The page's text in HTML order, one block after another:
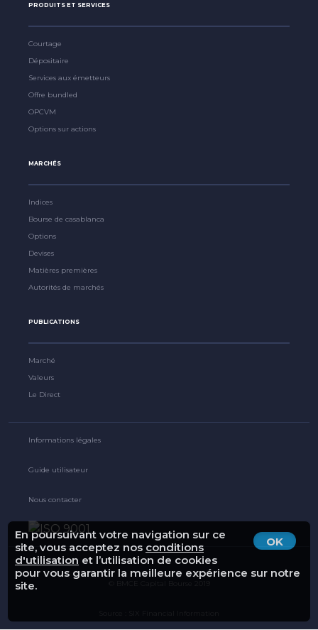
OK
En poursuivant votre navigation sur ce
site, vous acceptez nos conditions
d'utilisation et l’utilisation de cookies
pour vous garantir la meilleure expérience sur notre
site.
PRODUITS ET SERVICES
Courtage
Dépositaire
Services aux émetteurs
Offre bundled
OPCVM
Options sur actions
MARCHÉS
Indices
Bourse de casablanca
Options
Devises
Matières premières
Autorités de marchés
PUBLICATIONS
Marché
Valeurs
Le Direct
Informations légales
Guide utilisateur
Nous contacter